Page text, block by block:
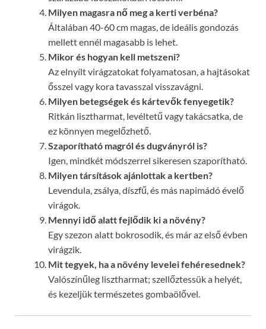
Milyen magasra nő meg a kerti verbéna?
Általában 40-60 cm magas, de ideális gondozás
mellett ennél magasabb is lehet.
Mikor és hogyan kell metszeni?
Az elnyílt virágzatokat folyamatosan, a hajtásokat
ősszel vagy kora tavasszal visszavágni.
Milyen betegségek és kártevők fenyegetik?
Ritkán lisztharmat, levéltetű vagy takácsatka, de
ez könnyen megelőzhető.
Szaporítható magról és dugványról is?
Igen, mindkét módszerrel sikeresen szaporítható.
Milyen társítások ajánlottak a kertben?
Levendula, zsálya, díszfű, és más napimádó évelő
virágok.
Mennyi idő alatt fejlődik ki a növény?
Egy szezon alatt bokrosodik, és már az első évben
virágzik.
Mit tegyek, ha a növény levelei fehéresednek?
Valószínűleg lisztharmat; szellőztessük a helyét,
és kezeljük természetes gombaölővel.